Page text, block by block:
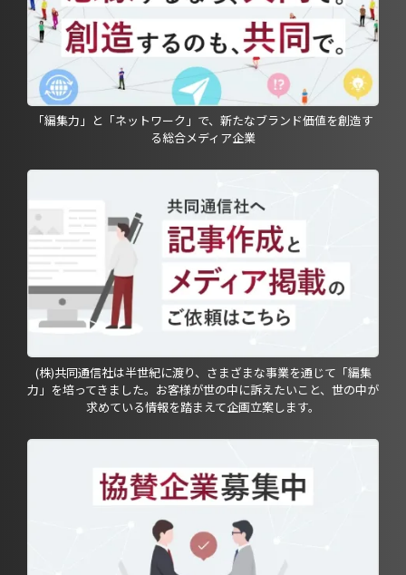
「編集力」と「ネットワーク」で、新たなブランド価値を創造す
る総合メディア企業
(株)共同通信社は半世紀に渡り、さまざまな事業を通じて「編集
力」を培ってきました。お客様が世の中に訴えたいこと、世の中が
求めている情報を踏まえて企画立案します。